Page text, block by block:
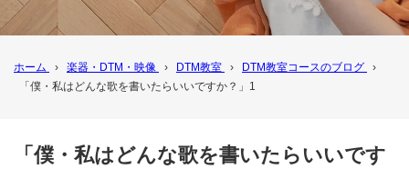
ホーム › 楽器・DTM・映像 › DTM教室 › DTM教室コースのブログ
›
「僕・私はどんな歌を書いたらいいですか？」1
「僕・私はどんな歌を書いたらいいです